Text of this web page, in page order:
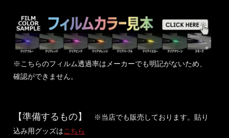
※こちらのフィルム透過率はメーカーでも明記がないため、
確認ができません。
【準備するもの】
※当店でも販売しております。貼り
込み用グッズはこちら